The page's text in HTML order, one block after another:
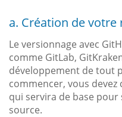
a. Création de
Le versionnage avec
comme GitLab,
développement de tout
commencer, vous
qui servira de base
source.